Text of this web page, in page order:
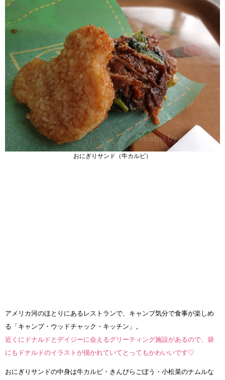
おにぎりサンド（牛カルビ）
アメリカ河のほとりにあるレストランで、キャンプ気分で食事が楽しめ
る「キャンプ・ウッドチャック・キッチン」。
近くにドナルドとデイジーに会えるグリーティング施設があるので、袋
にもドナルドのイラストが描かれていてとってもかわいいです♡
おにぎりサンドの中身は牛カルビ・きんぴらごぼう・小松菜のナムルな